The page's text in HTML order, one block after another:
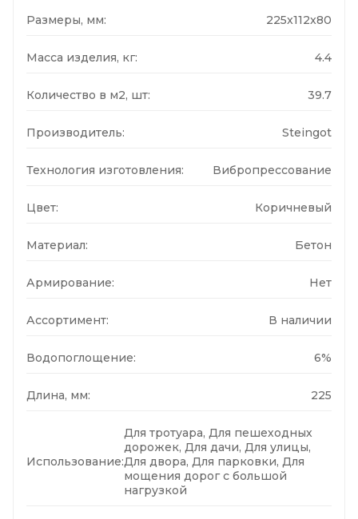
Размеры, мм: 225x112x80
Масса изделия, кг: 4.4
Количество в м2, шт: 39.7
Производитель: Steingot
Технология изготовления: Вибропрессование
Цвет: Коричневый
Материал: Бетон
Армирование: Нет
Ассортимент: В наличии
Водопоглощение: 6%
Длина, мм: 225
Использование:
Для тротуара, Для пешеходных
дорожек, Для дачи, Для улицы,
Для двора, Для парковки, Для
мощения дорог с большой
нагрузкой